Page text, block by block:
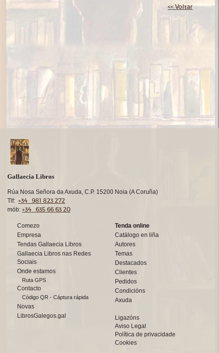
<< Voltar
Gallaecia Libros
Rúa Nosa Señora da Axuda, C.P. 15200 Noia (A Coruña)
Tlf: +34 981 823 272
mób: +34 635 66 63 20
Comezo
Empresa
Tendas Gallaecia Libros
Gallaecia Libros nas Redes
Sociais
Onde estamos
Ruta GPS
Contacto
Código QR - Cáptura rápida
Novas
LibrosGalegos.gal
Tenda online
Catálogo en liña
Autores
Temas
Destacados
Clientes
Pedidos
Condicións
Axuda
Ligazóns
Aviso Legal
Política de privacidade
Cookies